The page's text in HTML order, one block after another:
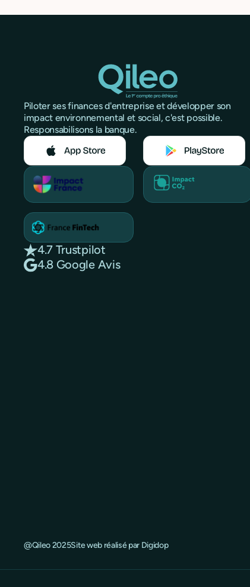
Piloter ses finances d'entreprise et développer son
impact environnemental et social, c'est possible.
Responsabilisons la banque.
4.7 Trustpilot
4.8 Google Avis
@Qileo 2025Site web réalisé par Digidop